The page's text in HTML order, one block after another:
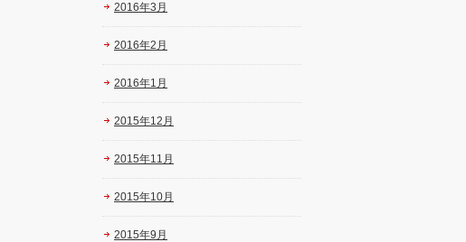
2016年3月
2016年2月
2016年1月
2015年12月
2015年11月
2015年10月
2015年9月